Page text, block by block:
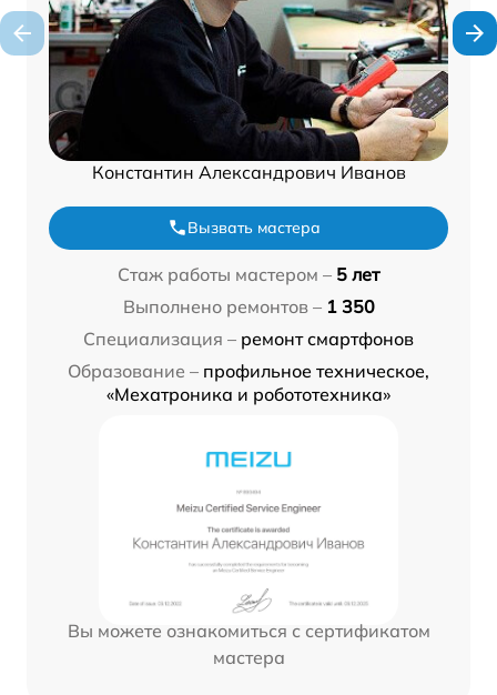
Константин Александрович Иванов
Вызвать мастера
Стаж работы мастером – 5 лет
Выполнено ремонтов – 1 350
Специализация – ремонт смартфонов
Образование – профильное техническое,
«Мехатроника и робототехника»
Вы можете ознакомиться с сертификатом
мастера